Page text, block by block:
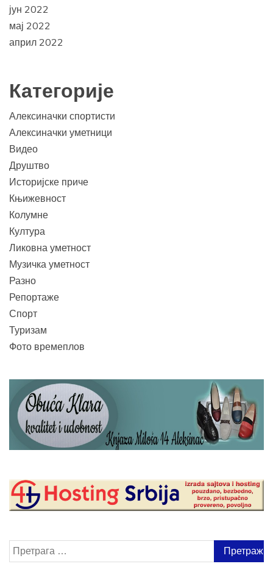
јун 2022
мај 2022
април 2022
Категорије
Алексиначки спортисти
Алексиначки уметници
Видео
Друштво
Историјске приче
Књижевност
Колумне
Култура
Ликовна уметност
Музичка уметност
Разно
Репортаже
Спорт
Туризам
Фото времеплов
Претрага
за: